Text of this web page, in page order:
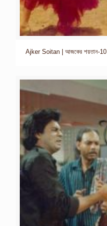
Ajker Soitan | আজকের শয়তান-10